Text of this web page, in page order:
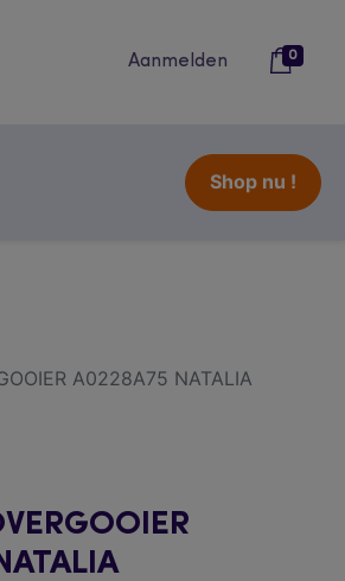
Aanmelden 0
Shop nu !
A0228A75 NATALIA